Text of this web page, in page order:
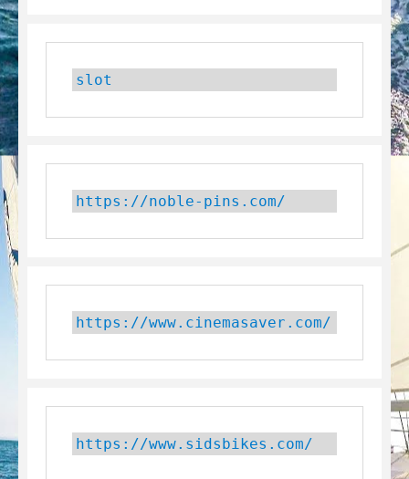
slot
https://noble-pins.com/
https://www.cinemasaver.com/
https://www.sidsbikes.com/